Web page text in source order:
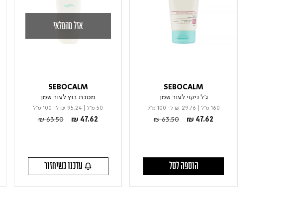
SEBOCALM
ג'ל ניקוי לעור שמן
160 מ"ל ₪ 29.76 ל- 100 מ"ל
₪ 47.62
Price reduced from
₪ 63.50
to
הוספה לסל
אזל מהמלאי
SEBOCALM
מסכת בוץ לעור שמן
50 מ"ל |
₪ 95.24 ל- 100 מ"ל
₪ 47.62
Price reduced from
₪ 63.50
to